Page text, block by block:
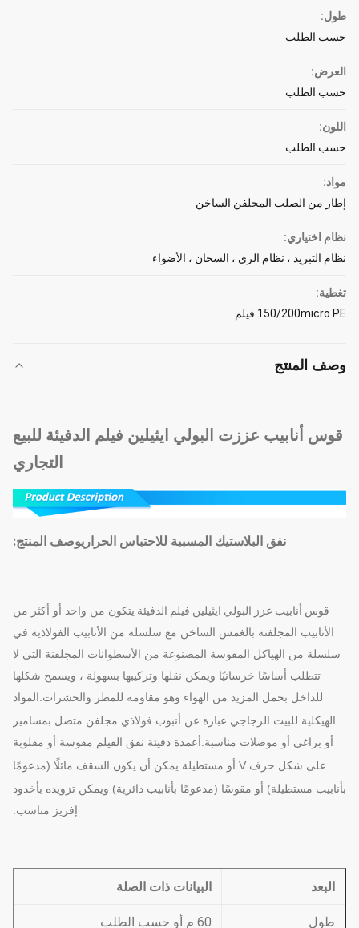
طول:
حسب الطلب
العرض:
حسب الطلب
اللون:
حسب الطلب
مواد:
إطار من الصلب المجلفن الساخن
نظام اختياري:
نظام التبريد ، نظام الري ، السخان ، الأضواء
تغطية:
150/200micro PE فيلم
وصف المنتج
قوس أنابيب عززت البولي ايثيلين فيلم الدفيئة للبيع
التجاري
نفق البلاستيك المسببة للاحتباس الحراريوصف المنتج:
قوس أنابيب عزز البولي ايثيلين فيلم الدفيئة يتكون من واحد أو أكثر من
الأنابيب المجلفنة بالغمس الساخن مع سلسلة من الأنابيب الفولاذية في
سلسلة من الهياكل المقوسة المصنوعة من الأسطوانات المجلفنة التي لا
تتطلب أساسًا خرسانيًا ويمكن نقلها وتركيبها بسهولة ، ويسمح شكلها
للداخل بحمل المزيد من الهواء وهو مقاومة للمطر والحشرات.المواد
الهيكلية للبيت الزجاجي عبارة عن أنبوب فولاذي مجلفن متصل بمسامير
أو براغي أو موصلات مناسبة.أعمدة دفيئة نفق الفيلم مقوسة أو مقلوبة
على شكل حرف V أو مستطيلة.
يمكن أن يكون السقف مائلًا (مدعومًا
بأنابيب مستطيلة) أو مقوسًا (مدعومًا بأنابيب دائرية) ويمكن تزويده بأخدود
إفريز مناسب.
البعد البيانات ذات الصلة
طول 60 م أو حسب الطلب